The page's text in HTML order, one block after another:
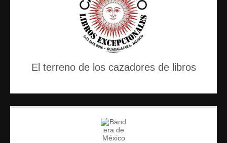
El terreno de los cazadores de libros